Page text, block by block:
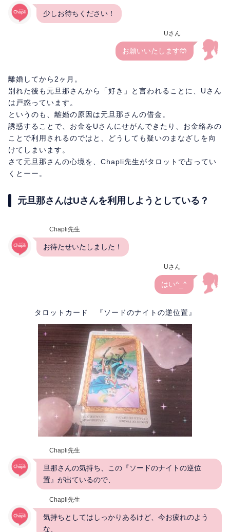
少しお待ちください！
Uさん
お願いいたします🤲
離婚してから2ヶ月。
別れた後も元旦那さんから「好き」と言われることに、Uさん
は戸惑っています。
というのも、離婚の原因は元旦那さんの借金。
誘惑することで、お金をUさんにせがんできたり、お金絡みの
ことで利用されるのではと、どうしても疑いのまなざしを向
けてしまいます。
さて元旦那さんの心境を、Chapli先生がタロットで占ってい
くとーー。
元旦那さんはUさんを利用しようとしている？
Chapli先生
お待たせいたしました！
Uさん
はい^_^
タロットカード 『ソードのナイトの逆位置』
Chapli先生
旦那さんの気持ち、この『ソードのナイトの逆位
置』が出ているので、
Chapli先生
気持ちとしてはしっかりあるけど、今お疲れのよう
な、